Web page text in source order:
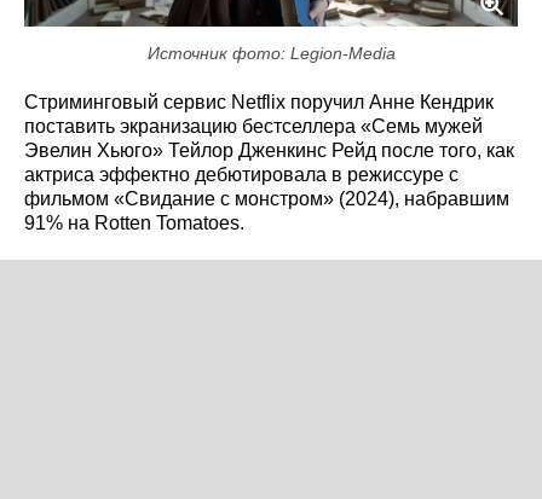
Источник фото: Legion-Media
Стриминговый сервис Netflix поручил Анне Кендрик
поставить экранизацию бестселлера «Семь мужей
Эвелин Хьюго» Тейлор Дженкинс Рейд после того, как
актриса эффектно дебютировала в режиссуре с
фильмом «Свидание с монстром» (2024), набравшим
91% на Rotten Tomatoes.